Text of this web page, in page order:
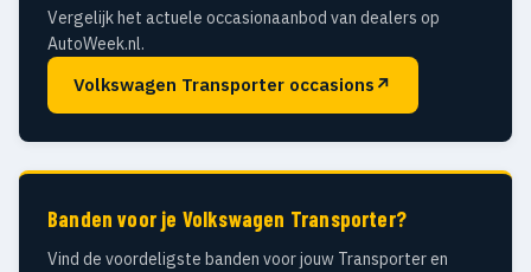
Vergelijk het actuele occasionaanbod van dealers op
AutoWeek.nl.
Volkswagen Transporter occasions ↗
Banden voor je Volkswagen Transporter?
Vind de voordeligste banden voor jouw Transporter en